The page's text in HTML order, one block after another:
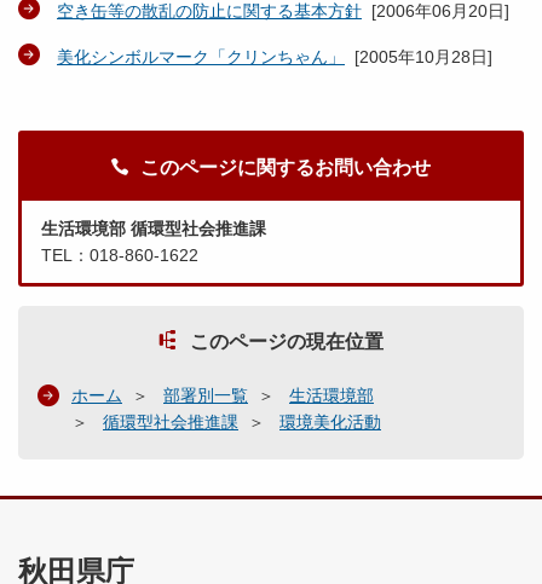
空き缶等の散乱の防止に関する基本方針 [2006年06月20日]
美化シンボルマーク「クリンちゃん」 [2005年10月28日]
このページに関するお問い合わせ
生活環境部 循環型社会推進課
TEL：018-860-1622
このページの現在位置
ホーム 部署別一覧
生活環境部
循環型社会推進課
環境美化活動
秋田県庁